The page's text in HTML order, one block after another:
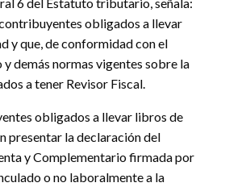
6 del Estatuto tributario, señala:
obligados a llevar
y que, de conformidad con el
demás normas vigentes sobre la
a tener Revisor Fiscal.
obligados a llevar libros de
presentar la declaración del
y Complementario firmada por
o no laboralmente a la